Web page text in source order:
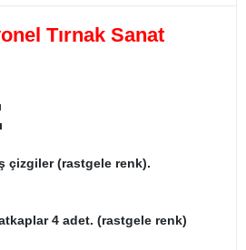
Tırnak Sanat
çizgiler (rastgele renk).
4 adet. (rastgele renk)